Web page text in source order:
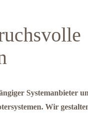
Systemanbieter
Wir